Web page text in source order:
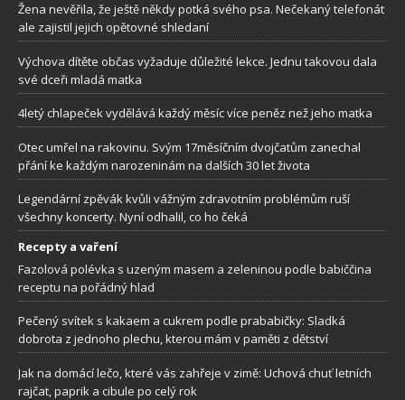
Žena nevěřila, že ještě někdy potká svého psa. Nečekaný telefonát
ale zajistil jejich opětovné shledaní
Výchova dítěte občas vyžaduje důležité lekce. Jednu takovou dala
své dceři mladá matka
4letý chlapeček vydělává každý měsíc více peněz než jeho matka
Otec umřel na rakovinu. Svým 17měsíčním dvojčatům zanechal
přání ke každým narozeninám na dalších 30 let života
Legendární zpěvák kvůli vážným zdravotním problémům ruší
všechny koncerty. Nyní odhalil, co ho čeká
Recepty a vaření
Fazolová polévka s uzeným masem a zeleninou podle babiččina
receptu na pořádný hlad
Pečený svítek s kakaem a cukrem podle prababičky: Sladká
dobrota z jednoho plechu, kterou mám v paměti z dětství
Jak na domácí lečo, které vás zahřeje v zimě: Uchová chuť letních
rajčat, paprik a cibule po celý rok